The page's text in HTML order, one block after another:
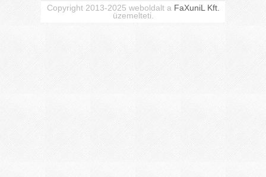
Copyright 2013-2025 weboldalt a FaXuniL Kft.
üzemelteti.